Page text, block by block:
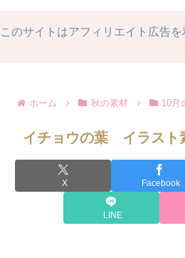
このサイトはアフィリエイト広告を
ホーム 秋の素材 10月
イチョウの葉 イラスト
X Facebook
LINE